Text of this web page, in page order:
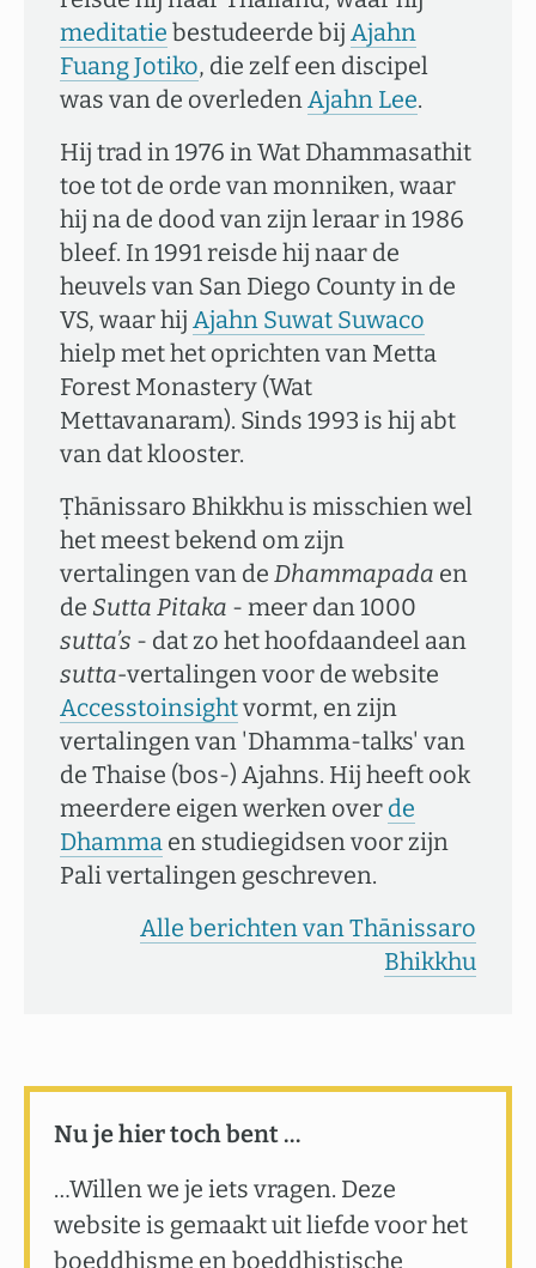
meditatie bestudeerde bij Ajahn
Fuang Jotiko, die zelf een discipel
was van de overledenAjahn Lee.
Hij trad in 1976 in Wat Dhammasathit
toe tot de orde van monniken, waar
hij na de dood van zijn leraar in 1986
bleef. In 1991 reisde hij naar de
heuvels van San Diego County in de
VS, waar hij Ajahn Suwat Suwaco
hielp met het oprichten van Metta
Forest Monastery (Wat
Mettavanaram). Sinds 1993 is hij abt
van dat klooster.
Ṭhānissaro Bhikkhu is misschien wel
het meest bekend om zijn
vertalingen van de Dhammapada en
de Sutta Pitaka - meer dan 1000
sutta’s - dat zo het hoofdaandeel aan
sutta-vertalingen voor de website
Accesstoinsightvormt, en zijn
vertalingen van 'Dhamma-talks' van
de Thaise (bos-) Ajahns. Hij heeft ook
meerdere eigen werken over de
Dhamma en studiegidsen voor zijn
Pali vertalingen geschreven.
Alle berichten van Thānissaro
Bhikkhu
Nu je hier toch bent …
…Willen we je iets vragen. Deze
website is gemaakt uit liefde voor het
boeddhisme en boeddhistische